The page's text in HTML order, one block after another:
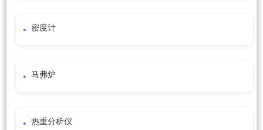
密度计
马弗炉
热重分析仪